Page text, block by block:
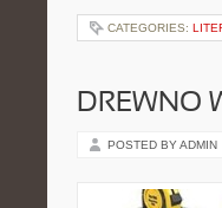
CATEGORIES:
DREWNO
POSTED BY ADMIN